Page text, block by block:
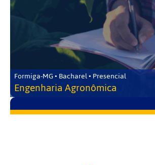
Formiga-MG • Bacharel • Presencial
Engenharia Agronômica